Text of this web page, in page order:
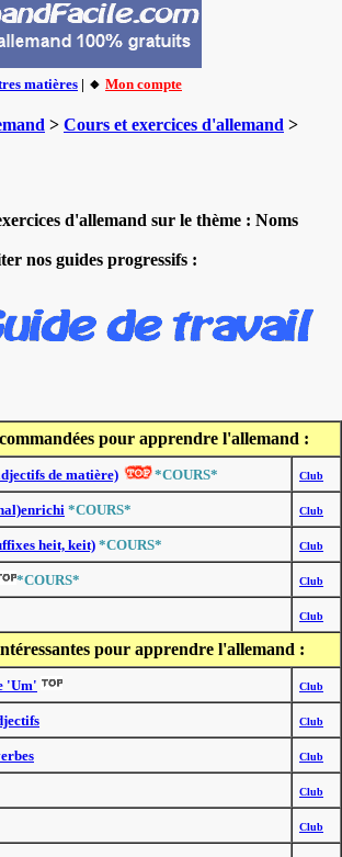
matières | 🔸 Mon compte
> Cours et exercices d'allemand >
d'allemand sur le thème : Noms
nos guides progressifs :
pour apprendre l'allemand :
de matière) *COURS* Club
*COURS* Club
heit, keit) *COURS* Club
*COURS* Club
Club
pour apprendre l'allemand :
'Um' Club
Club
Club
Club
Club